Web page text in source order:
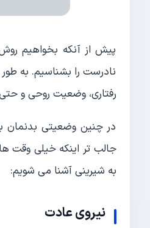
پیش از آنکه بخواهیم
نادرست را بشناسیم. به
رفتاری، وضعیت روحی و
در چنین وضعیتی
جالب تر اینکه خیلی وقت
به شیرینی آشنا می شویم:
نیروی عادت